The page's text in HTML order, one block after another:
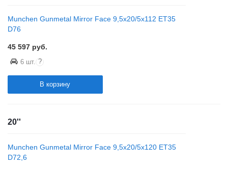
Munchen Gunmetal Mirror Face 9,5x20/5x112 ET35
D76
45 597 руб.
6 шт. ?
В корзину
20''
Munchen Gunmetal Mirror Face 9,5x20/5x120 ET35
D72,6